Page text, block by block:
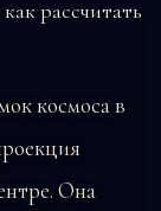
космоса в
Она